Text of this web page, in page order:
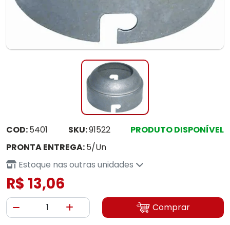
COD:5401 SKU:91522
PRODUTO DISPONÍVEL
PRONTA ENTREGA:5/Un
Estoque nas outras unidades
R$ 13,06
Comprar